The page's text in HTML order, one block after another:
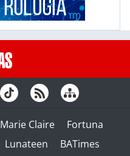
Marie Claire
Fortuna
Lunateen BATimes